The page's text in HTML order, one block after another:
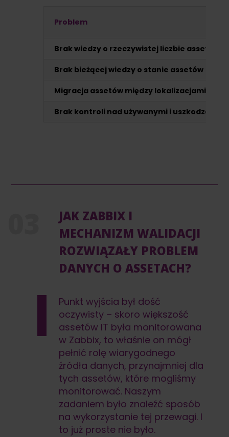
Problem
Brak wiedzy o rzeczywistej liczbie assetów
Brak bieżącej wiedzy o stanie assetów
Migracja assetów między lokalizacjami
Brak kontroli nad używanymi i
JAK ZABBIX I
MECHANIZM WALIDACJI
ROZWIĄZAŁY PROBLEM
DANYCH O ASSETACH?
Punkt wyjścia był dość
oczywisty – skoro większość
assetów IT była monitorowana
w Zabbix, to właśnie on mógł
pełnić rolę wiarygodnego
źródła danych, przynajmniej dla
tych assetów, które mogliśmy
monitorować. Naszym
zadaniem było znaleźć sposób
na wykorzystanie tej przewagi. I
to już proste nie było.